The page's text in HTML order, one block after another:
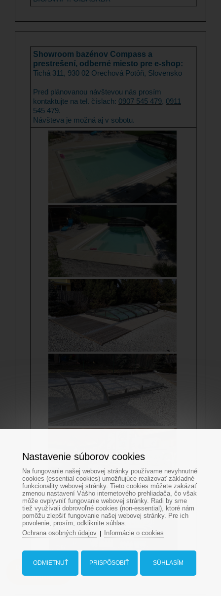
Compass
Showroom bazénov Compass a
prestrešení, odberné miesto pre e-shop:
Tichá 311, 930 02 Orechová Potôň, Slovensko
Pred plánovanou návštevou nás prosím
kontaktujte na tel. číslach: 0907 545 479, 0911
545 479.
Návšteva je možná aj v sobotu.
Nastavenie súborov cookies
Na fungovanie našej webovej stránky používame nevyhnutné
cookies (essential cookies) umožňujúce realizovať základné
funkcionality webovej stránky. Tieto cookies môžete zakázať
zmenou nastavení Vášho internetového prehliadača, čo však
môže ovplyvniť fungovanie webovej stránky. Radi by sme
tiež využívali dobrovoľné cookies (non-essential), ktoré nám
pomôžu zlepšiť fungovanie našej webovej stránky. Pre ich
povolenie, prosím, odkliknite súhlas.
Ochrana osobných údajov| Informácie o cookies
SÚHLASÍM
PRISPÔSOBIŤ
ODMIETNUŤ